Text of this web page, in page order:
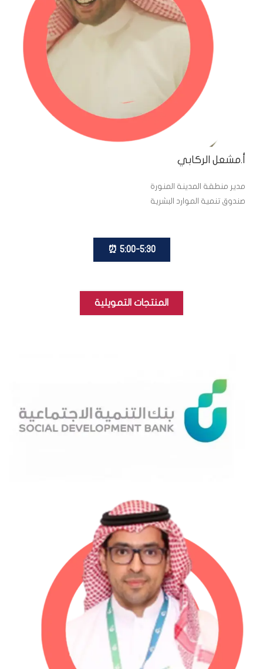
أ.مشعل الركابي
مدير منطقة المدينة المنورة
صندوق تنمية الموارد البشرية
5:00-5:30 ⏰
المنتجات التمويلية